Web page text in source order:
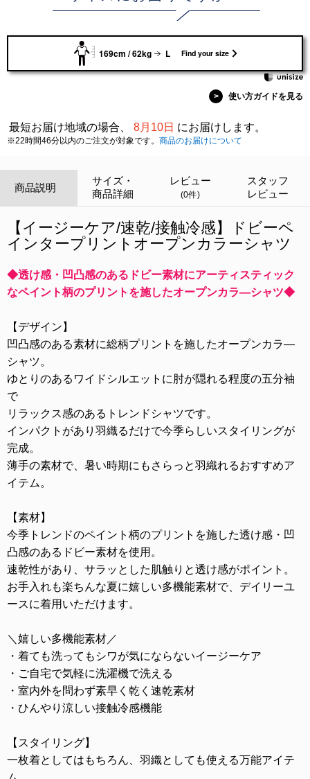
169cm / 62kg L Find your size
> 使い方ガイドを見る
最短お届け地域の場合、 8月10日 にお届けします。
※22時間46分以内のご注文が対象です。 商品のお届けについて
商品説明
サイズ・
商品詳細
レビュー
(0件)
スタッフ
レビュー
【イージーケア/速乾/接触冷感】ドビーペ
インタープリントオープンカラーシャツ
◆透け感・凹凸感のあるドビー素材にアーティスティック
なペイント柄のプリントを施したオープンカラ―シャツ◆
【デザイン】
凹凸感のある素材に総柄プリントを施したオープンカラ―
シャツ。
ゆとりのあるワイドシルエットに肘が隠れる程度の五分袖
で
リラックス感のあるトレンドシャツです。
インパクトがあり羽織るだけで今季らしいスタイリングが
完成。
薄手の素材で、暑い時期にもさらっと羽織れるおすすめア
イテム。
【素材】
今季トレンドのペイント柄のプリントを施した透け感・凹
凸感のあるドビー素材を使用。
速乾性があり、サラッとした肌触りと透け感がポイント。
お手入れも楽ちんな夏に嬉しい多機能素材で、デイリーユ
ースに着用いただけます。
＼嬉しい多機能素材／
・着ても洗ってもシワが気にならないイージーケア
・ご自宅で気軽に洗濯機で洗える
・室内外を問わず素早く乾く速乾素材
・ひんやり涼しい接触冷感機能
【スタイリング】
一枚着としてはもちろん、羽織としても使える万能アイテ